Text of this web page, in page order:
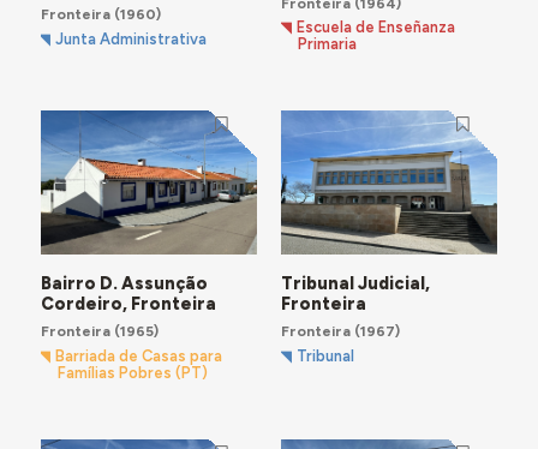
Fronteira(1960)
Junta Administrativa
Escuela de Enseñanza
Primaria
Bairro D. Assunção
Cordeiro, Fronteira
Fronteira(1965)
Barriada de Casas para
Famílias Pobres (PT)
Tribunal Judicial,
Fronteira
Fronteira(1967)
Tribunal